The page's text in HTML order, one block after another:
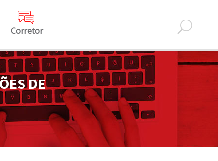
Corretor
DE